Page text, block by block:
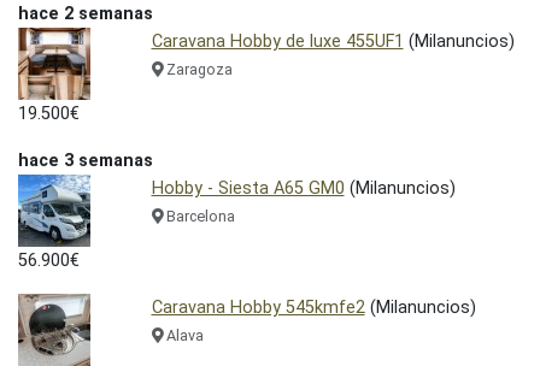
hace 2 semanas
19.500€
Caravana Hobby de luxe 455UF1 (Milanuncios)
Zaragoza
hace 3 semanas
56.900€
Hobby - Siesta A65 GM0 (Milanuncios)
Barcelona
Caravana Hobby 545kmfe2(Milanuncios)
Alava